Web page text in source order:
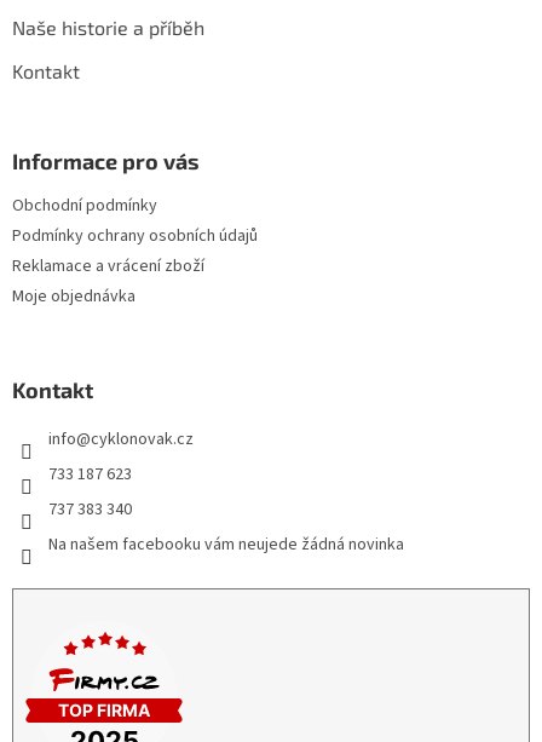
Naše historie a příběh
Kontakt
Informace pro vás
Obchodní podmínky
Podmínky ochrany osobních údajů
Reklamace a vrácení zboží
Moje objednávka
Kontakt
info@cyklonovak.cz
733 187 623
737 383 340
Na našem facebooku vám neujede žádná novinka